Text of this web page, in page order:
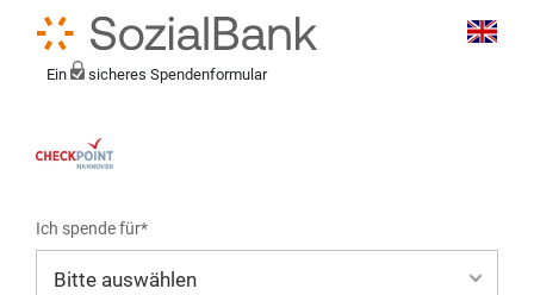
Ein sicheres Spendenformular
Ich spende für*